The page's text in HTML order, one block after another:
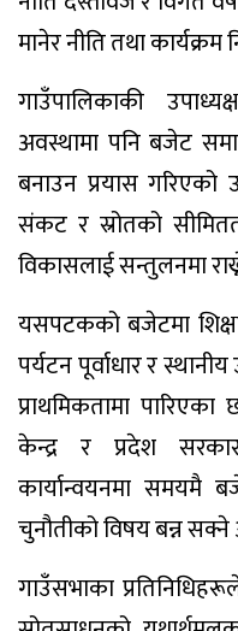
मानेर नीति तथा
गाउँपालिकाकी
अवस्थामा पनि बजेट
बनाउन प्रयास
संकट र स्रोतको
विकासलाई सन्तुलनमा
यसपटकको बजेटमा
पर्यटन पूर्वाधार र
प्राथमिकतामा
केन्द्र र प्रदेश
कार्यान्वयनमा समयमै
चुनौतीको विषय बन्न
गाउँसभाका